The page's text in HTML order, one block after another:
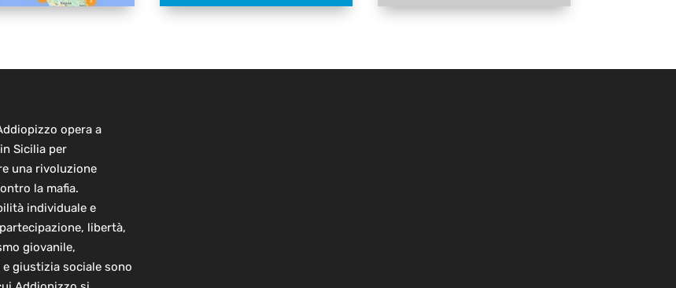
opera a
Sicilia per
una rivoluzione
la mafia.
individuale e
libertà,
giovanile,
giustizia sociale sono